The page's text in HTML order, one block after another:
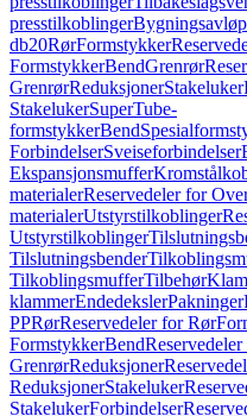
presstilkoblinger
db20RørFormstykker
FormstykkerBendGrenrør
GrenrørReduksjonerStakeluker
StakelukerSuperTube-
formstykkerBend
ForbindelserSveiseforbindelser
Ekspansjonsmuffer
materialerReservedeler for
materialerUtstyrstilkoblinger
Utstyrstilkoblinger
Tilslutningsbender
TilkoblingsmufferTilbehør
klammerEndedekslerPakninger
PPRørReservedeler for Rør
FormstykkerBend
GrenrørReduksjoner
ReduksjonerStakeluker
StakelukerForbindelser